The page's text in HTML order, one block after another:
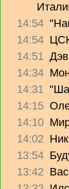
14:54
14:54
14:51
14:34
14:31
14:15
14:10
14:02
13:54
13:42